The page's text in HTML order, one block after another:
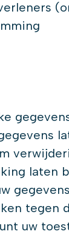
laten
tegen
uw